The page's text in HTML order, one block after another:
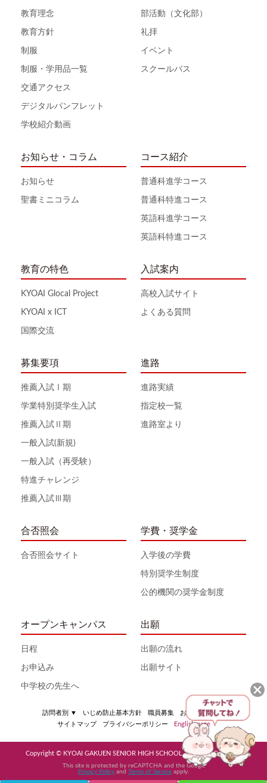
教育理念
教育方針
制服
制服・学用品一覧
交通アクセス
デジタルパンフレット
学校紹介動画
部活動（文化部）
礼拝
イベント
スクールバス
お知らせ・コラム
お知らせ
聖書ミニコラム
コース紹介
普通科進学コース
普通科特進コース
英語科進学コース
英語科特進コース
教育の特色
KYOAI Glocal Project
KYOAI x ICT
国際交流
入試案内
高校入試サイト
よくある質問
募集要項
推薦入試Ⅰ期
学業特別奨学生入試
推薦入試Ⅱ期
一般入試(新規)
一般入試（再受験）
特進チャレンジ
推薦入試Ⅲ期
進路
進路実績
指定校一覧
進路室より
合否照会
合否照会サイト
学費・奨学金
入学後の学費
特別奨学生制度
公的機関の奨学金制度
オープンキャンパス
日程
お申込み
中学校の先生へ
出願
出願の流れ
出願サイト
訪問者別 ▼ いじめ防止基本方針 職員募集
お問い合わせ
サイトマップ
プライバシーポリシー English page
Copyright © KYOAI GAKUEN SENIOR HIGH SCHOOL All Rights Reserved
This site is protected by reCAPTCHA and the Google
Privacy Policy and Terms of Service apply.